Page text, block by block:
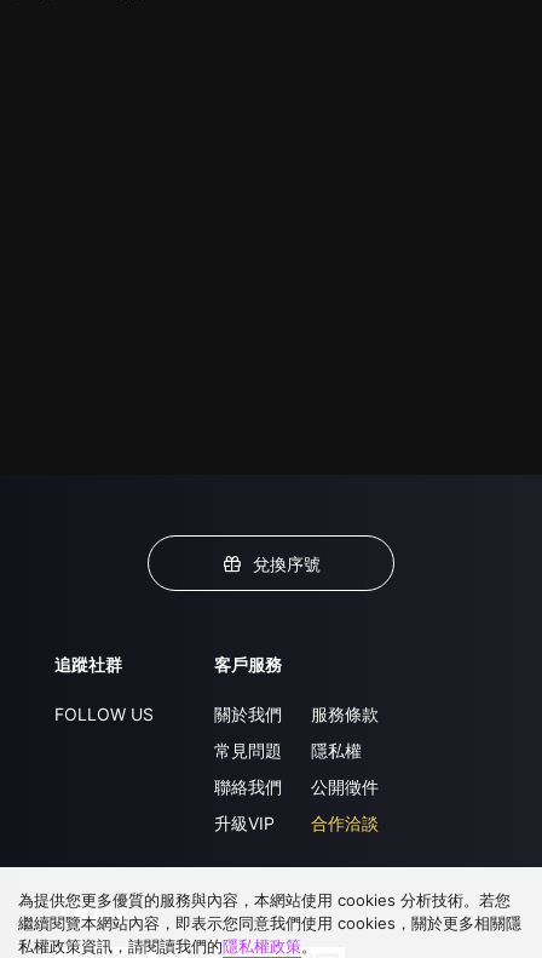
兌換序號
追蹤社群
FOLLOW US
客戶服務
關於我們
常見問題
聯絡我們
升級VIP
服務條款
隱私權
公開徵件
合作洽談
下載 APP
為提供您更多優質的服務與內容，本網站使用 cookies 分析技術。若您
繼續閱覽本網站內容，即表示您同意我們使用 cookies，關於更多相關隱
私權政策資訊，請閱讀我們的隱私權政策。